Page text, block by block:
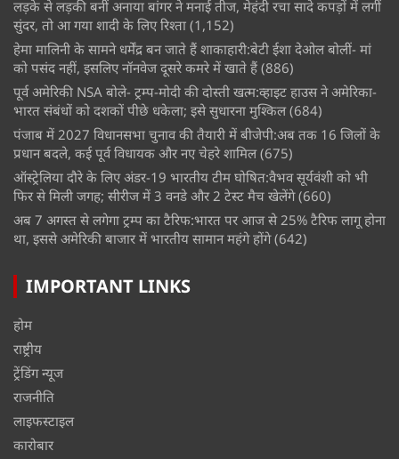
लड़के से लड़की बनीं अनाया बांगर ने मनाई तीज, मेहंदी रचा सादे कपड़ों में लगीं
सुंदर, तो आ गया शादी के लिए रिश्ता (1,152)
हेमा मालिनी के सामने धर्मेंद्र बन जाते हैं शाकाहारी:बेटी ईशा देओल बोलीं- मां
को पसंद नहीं, इसलिए नॉनवेज दूसरे कमरे में खाते हैं (886)
पूर्व अमेरिकी NSA बोले- ट्रम्प-मोदी की दोस्ती खत्म:व्हाइट हाउस ने अमेरिका-
भारत संबंधों को दशकों पीछे धकेला; इसे सुधारना मुश्किल (684)
पंजाब में 2027 विधानसभा चुनाव की तैयारी में बीजेपी:अब तक 16 जिलों के
प्रधान बदले, कई पूर्व विधायक और नए चेहरे शामिल (675)
ऑस्ट्रेलिया दौरे के लिए अंडर-19 भारतीय टीम घोषित:वैभव सूर्यवंशी को भी
फिर से मिली जगह; सीरीज में 3 वनडे और 2 टेस्ट मैच खेलेंगे (660)
अब 7 अगस्त से लगेगा ट्रम्प का टैरिफ:भारत पर आज से 25% टैरिफ लागू होना
था, इससे अमेरिकी बाजार में भारतीय सामान महंगे होंगे (642)
IMPORTANT LINKS
होम
राष्ट्रीय
ट्रेंडिंग न्यूज
राजनीति
लाइफस्टाइल
कारोबार